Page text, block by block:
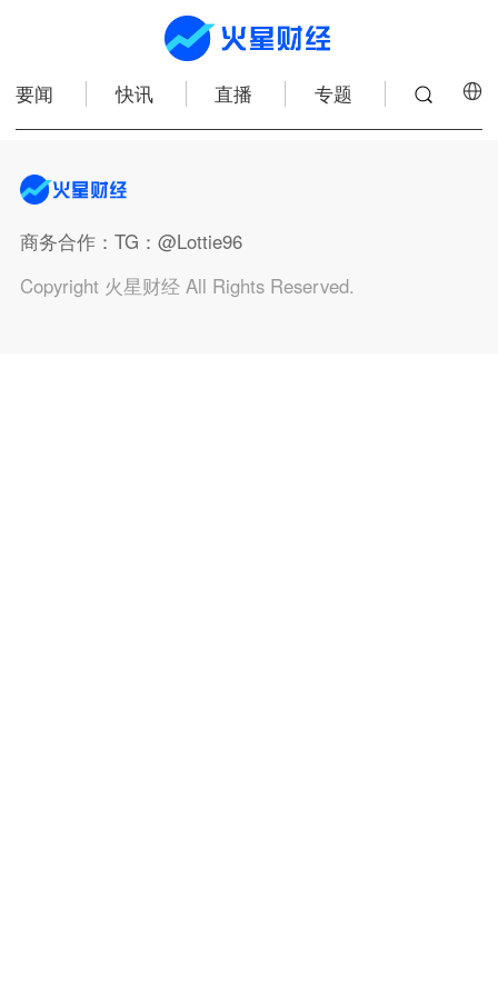
要闻 快讯 直播 专题
商务合作：TG：@Lottie96
Copyright 火星财经 All Rights Reserved.